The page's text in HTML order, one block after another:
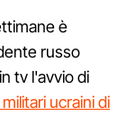
è
russo
tv l'avvio di
ucraini di